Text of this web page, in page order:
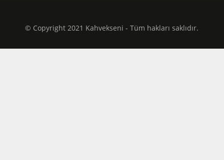
© Copyright 2021 Kahvekseni - Tüm hakları saklıdır.